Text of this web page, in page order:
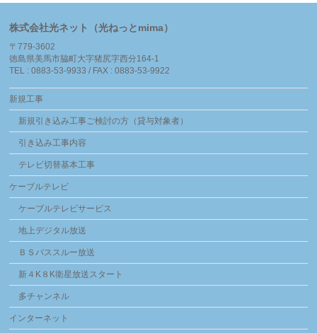
株式会社光ネット（光ねっとmima）
〒779-3602
徳島県美馬市脇町大字猪尻字西分164-1
TEL : 0883-53-9933 / FAX : 0883-53-9922
新規工事
新規引き込み工事ご検討の方（貸与対象者）
引き込み工事内容
テレビ切替基本工事
ケーブルテレビ
ケーブルテレビサービス
地上デジタル放送
ＢＳパススルー放送
新４K８K衛星放送スタート
多チャンネル
インターネット